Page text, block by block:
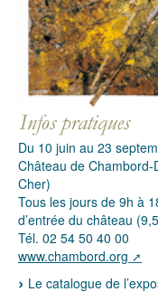
Du 10 juin au 23
Château de
Cher)
Tous les jours de 9h à
d’entrée du château
Tél. 02 54 50 40 00
www.chambord.org
Le catalogue de